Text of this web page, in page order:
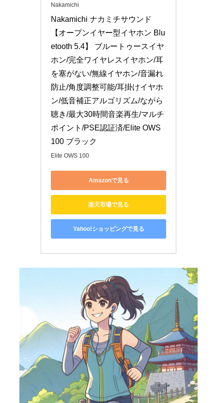
Nakamichi
Nakamichi ナカミチサウンド
【オープンイヤー型イヤホン Blu
etooth 5.4】 ブルートゥースイヤ
ホン/完全ワイヤレスイヤホン/耳
を塞がない/無線イヤホン/音漏れ
防止/角度調整可能/耳掛けイヤホ
ン/低音補正アルゴリズム/ながら
聴き/最大30時間音楽再生/マルチ
ポイント/PSE認証済/Elite OWS
100 ブラック
Elite OWS 100
Amazonで見る
楽天市場で見る
Yahoo!ショッピングで見る